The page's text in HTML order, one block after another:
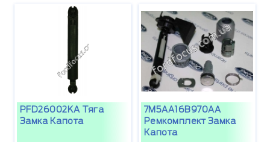
PFD26002KA Тяга
Замка Капота
7M5AA16B970AA
Ремкомплект Замка
Капота